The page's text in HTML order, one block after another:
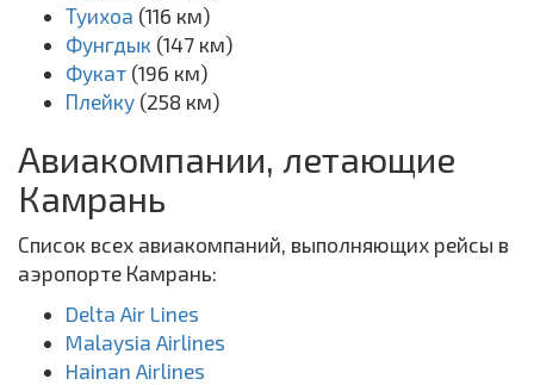
Туихоа (116 км)
Фунгдык (147 км)
Фукат (196 км)
Плейку (258 км)
Авиакомпании, летающие
Камрань
Список всех авиакомпаний, выполняющих рейсы в
аэропорте Камрань:
Delta Air Lines
Malaysia Airlines
Hainan Airlines